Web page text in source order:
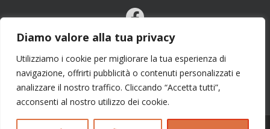
Diamo valore alla tua privacy
Utilizziamo i cookie per migliorare la tua esperienza di
navigazione, offrirti pubblicità o contenuti personalizzati e
analizzare il nostro traffico. Cliccando “Accetta tutti”,
acconsenti al nostro utilizzo dei cookie.
Facebook
Email
X